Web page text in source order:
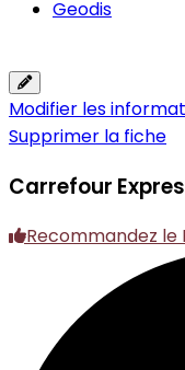
Geodis
Modifier les
Supprimer la fiche
Carrefour
Recommandez le